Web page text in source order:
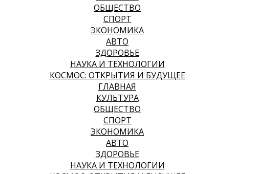
ОБЩЕСТВО
СПОРТ
ЭКОНОМИКА
АВТО
ЗДОРОВЬЕ
НАУКА И ТЕХНОЛОГИИ
КОСМОС: ОТКРЫТИЯ И БУДУЩЕЕ
ГЛАВНАЯ
КУЛЬТУРА
ОБЩЕСТВО
СПОРТ
ЭКОНОМИКА
АВТО
ЗДОРОВЬЕ
НАУКА И ТЕХНОЛОГИИ